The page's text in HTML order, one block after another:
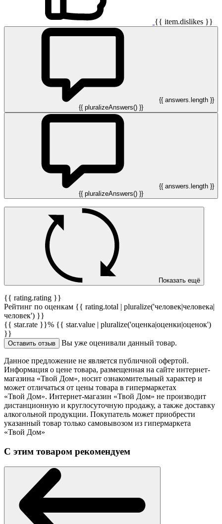
{{ item.dislikes }}
{{ answers.length }}
{{ pluralizeAnswers() }}
{{ answers.length }}
{{ pluralizeAnswers() }}
Показать ещё
{{ rating.rating }}
Рейтинг по оценкам {{ rating.total | pluralize('человек|человека|
человек') }}
{{ star.rate }}% {{ star.value | pluralize('оценка|оценки|оценок')
}}
Оставить отзыв Вы уже оценивали данный товар.
Данное предложение не является публичной офертой.
Информация о цене товара, размещенная на сайте интернет-
магазина «Твой Дом», носит ознакомительный характер и
может отличаться от цены товара в гипермаркетах
«Твой Дом». Интернет-магазин «Твой Дом» не производит
дистанционную и круглосуточную продажу, а также доставку
алкогольной продукции. Покупатель может приобрести
указанный товар только самовывозом из гипермаркета
«Твой Дом»
С этим товаром рекомендуем